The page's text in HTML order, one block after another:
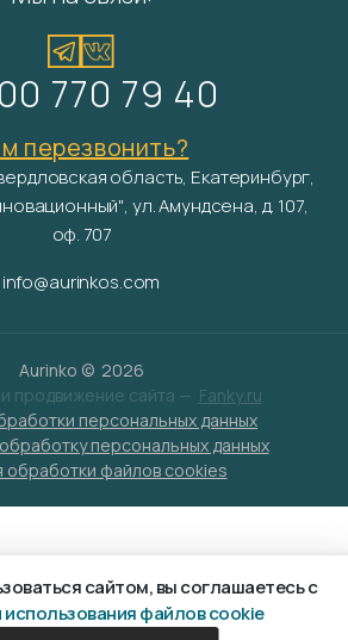
770 79 40
перезвонить?
область, Екатеринбург,
ул. Амундсена, д. 107,
оф. 707
info@aurinkos.com
Aurinko © 2026
продвижение сайта — Fanky.ru
персональных данных
персональных данных
обработки файлов cookies
сайтом, вы соглашаетесь с
файлов cookie